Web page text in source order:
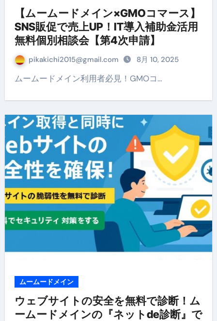
【ムームードメイン×GMOコマース】
SNS販促で売上UP！IT導入補助金活用
無料個別相談会【第4次申請】
pikakichi2015@gmail.com 8月 10, 2025
ムームードメイン利用者必見！GMOコ…
ムームードメイン
ウェブサイトの安全を無料で診断！ム
ームードメインの『ネットde診断』で